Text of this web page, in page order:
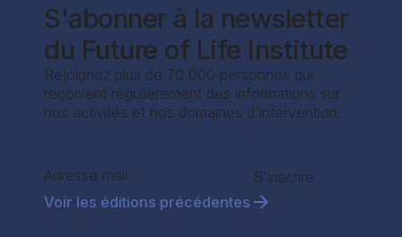
S'abonner à la newsletter
du Future of Life Institute
Rejoignez plus de 70 000 personnes qui
reçoivent régulièrement des informations sur
nos activités et nos domaines d'intervention.
Section
S'inscrire
Voir les éditions précédentes